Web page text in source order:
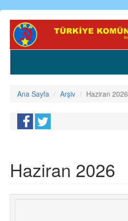
Ana
içeriğe
Ana Sayfa Arşiv Haziran 2026
Haziran 2026